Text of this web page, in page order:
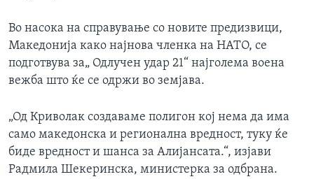
Во насока на справување со новите предизвици,
Македонија како најнова членка на НАТО, се
подготвува за„ Одлучен удар 21“ најголема воена
вежба што ќе се одржи во земјава.
„Од Криволак создаваме полигон кој нема да има
само македонска и регионална вредност, туку ќе
биде вредност и шанса за Алијансата.“, изјави
Радмила Шекеринска, министерка за одбрана.